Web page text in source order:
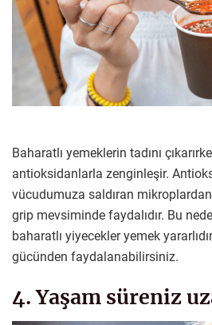
Baharatlı yemeklerin tadını
antioksidanlarla zenginleşir.
vücudumuza saldıran
grip mevsiminde faydalıdır. Bu
baharatlı yiyecekler yemek
gücünden faydalanabilirsiniz.
4. Yaşam süreniz